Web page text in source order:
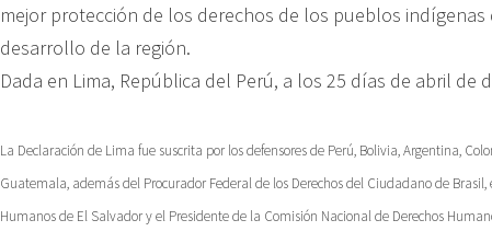
mejor protección de los derechos de los pueblos
desarrollo de la región.
Dada en Lima, República del Perú, a los 25 días de abril de
La Declaración de Lima fue suscrita por los defensores de Perú, Bolivia, Argentina,
Guatemala, además del Procurador Federal de los Derechos del Ciudadano de
Humanos de El Salvador y el Presidente de la Comisión Nacional de Derechos